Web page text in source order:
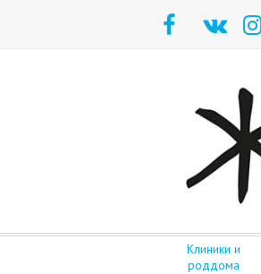
Клиники и
роддома